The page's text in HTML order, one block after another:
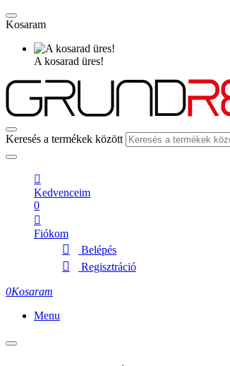
Kosaram
A kosarad üres!
Keresés a termékek között
Kedvenceim
0
Fiókom
Belépés
Regisztráció
0Kosaram
Menu